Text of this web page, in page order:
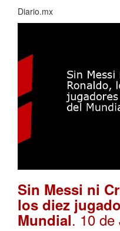
Diario.mx
Sin Messi ni
los diez
Mundial. 10 de